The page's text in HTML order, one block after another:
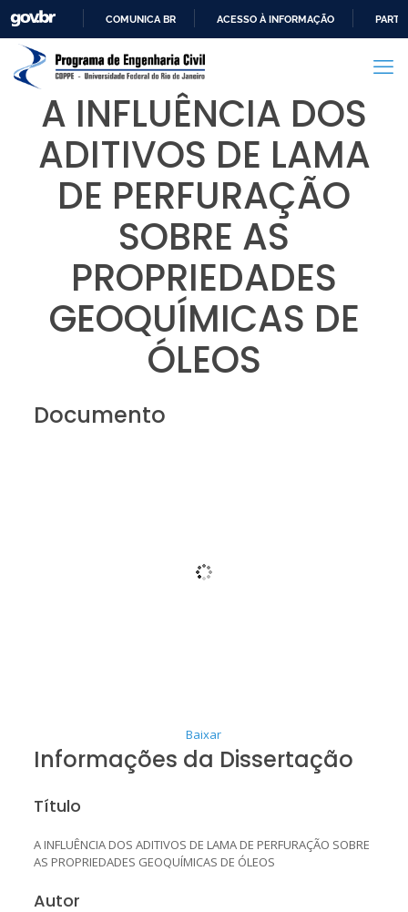
PARA
CONTEÚDO
COMUNICA BR ACESSO À INFORMAÇÃO
A INFLUÊNCIA DOS
ADITIVOS DE LAMA
DE PERFURAÇÃO
SOBRE AS
PROPRIEDADES
GEOQUÍMICAS DE
ÓLEOS
Documento
Baixar
Informações da Dissertação
Título
A INFLUÊNCIA DOS ADITIVOS DE LAMA DE PERFURAÇÃO SOBRE
AS PROPRIEDADES GEOQUÍMICAS DE ÓLEOS
Autor